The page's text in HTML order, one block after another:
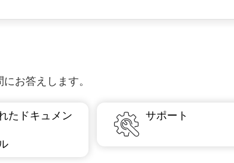
お答えします。
たドキュメン
サポート